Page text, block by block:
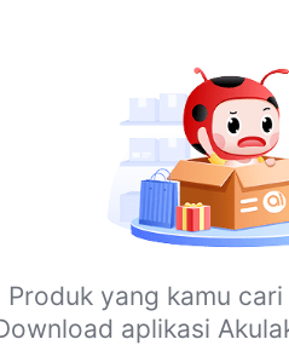
Produk yang kamu
aplikasi